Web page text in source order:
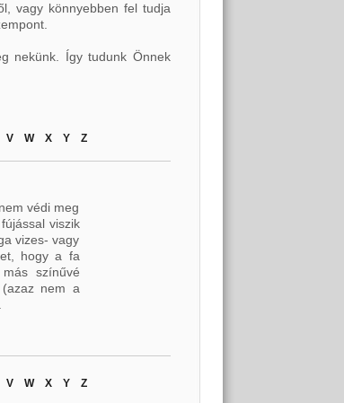
vagy könnyebben fel tudja
nekünk. Így tudunk Önnek
V W X Y Z
védi meg
viszik
vizes- vagy
hogy a fa
színűvé
nem a
V W X Y Z